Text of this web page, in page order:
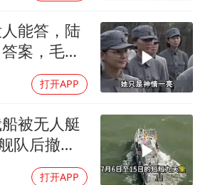
能答，陆
案，毛主
打开APP
被无人艇
队后撤数
彻底易手
打开APP